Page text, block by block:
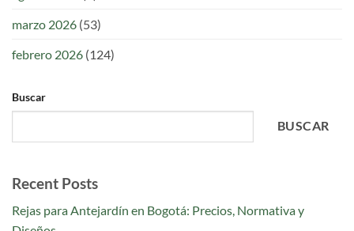
marzo 2026 (53)
febrero 2026 (124)
Buscar
BUSCAR
Recent Posts
Rejas para Antejardín en Bogotá: Precios, Normativa y